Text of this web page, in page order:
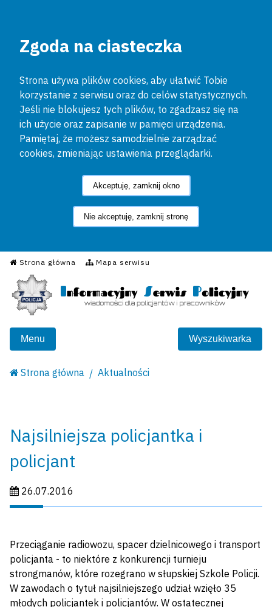
Zgoda na ciasteczka
Strona używa plików cookies, aby ułatwić Tobie
korzystanie z serwisu oraz do celów statystycznych.
Jeśli nie blokujesz tych plików, to zgadzasz się na
ich użycie oraz zapisanie w pamięci urządzenia.
Pamiętaj, że możesz samodzielnie zarządzać
cookies, zmieniając ustawienia przeglądarki.
Akceptuję, zamknij okno
Nie akceptuję, zamknij stronę
Strona główna Mapa serwisu
Informacyjny Serwis
Menu Wyszukiwarka
Strona główna Aktualności
Najsilniejsza policjantka i
policjant
Data publikacji:
26.07.2016
Przeciąganie radiowozu, spacer dzielnicowego i transport
policjanta - to niektóre z konkurencji turnieju
strongmanów, które rozegrano w słupskiej Szkole Policji.
W zawodach o tytuł najsilniejszego udział wzięło 35
młodych policjantek i policjantów. W ostatecznej